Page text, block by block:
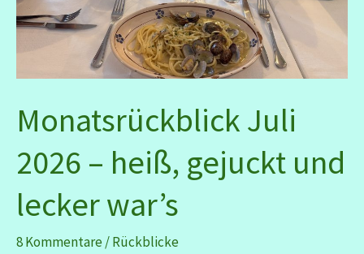
Monatsrückblick Juli
2026 – heiß, gejuckt und
lecker war’s
8 Kommentare/Rückblicke